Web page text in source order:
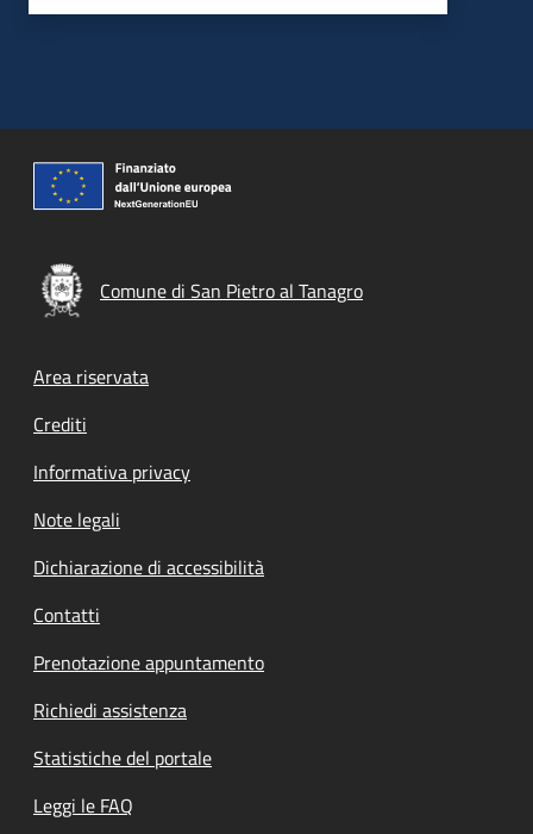
Comune di San Pietro al Tanagro
Footer menu
Area riservata
Crediti
Informativa privacy
Note legali
Dichiarazione di accessibilità
Contatti
Prenotazione appuntamento
Richiedi assistenza
Statistiche del portale
Leggi le FAQ